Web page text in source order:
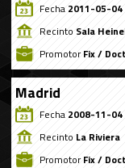
Fecha 2011-05-04
Recinto Sala
PromotorFix /
Madrid
Fecha 2008-11-04
Recinto La Riviera
PromotorFix /